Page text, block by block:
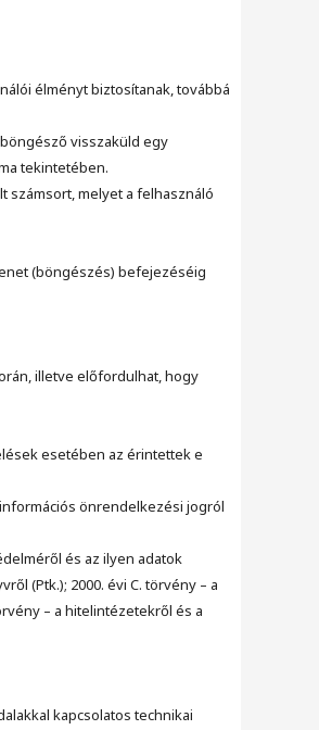
élményt biztosítanak, továbbá
visszaküld egy
tekintetében.
számsort, melyet a felhasználó
(böngészés) befejezéséig
illetve előfordulhat, hogy
esetében az érintettek e
önrendelkezési jogról
és az ilyen adatok
(Ptk.); 2000. évi C. törvény – a
– a hitelintézetekről és a
kapcsolatos technikai